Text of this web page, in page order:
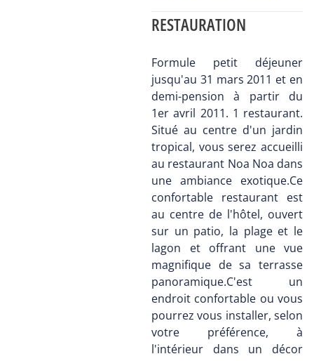
RESTAURATION
Formule petit déjeuner
jusqu'au 31 mars 2011 et en
demi-pension à partir du
1er avril 2011. 1 restaurant.
Situé au centre d'un jardin
tropical, vous serez accueilli
au restaurant Noa Noa dans
une ambiance exotique.Ce
confortable restaurant est
au centre de l'hôtel, ouvert
sur un patio, la plage et le
lagon et offrant une vue
magnifique de sa terrasse
panoramique.C'est un
endroit confortable ou vous
pourrez vous installer, selon
votre préférence, à
l'intérieur dans un décor